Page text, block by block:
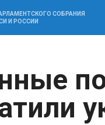
СОБРАНИЯ
И РОССИИ